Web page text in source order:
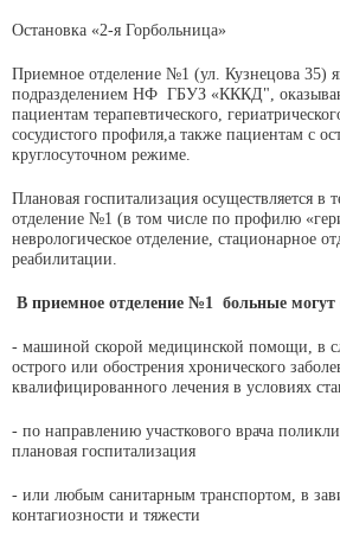
Остановка «2-я Горбольница»
Приемное отделение №1 (ул. Кузнецова 35)
подразделением НФ ГБУЗ «КККД",
пациентам терапевтического,
сосудистого профиля,а также пациентам с
круглосуточном режиме.
Плановая госпитализация осуществляется в
отделение №1 (в том числе по профилю
неврологическое отделение, стационарное
реабилитации.
В приемное отделение №1 больные могут
- машиной скорой медицинской помощи, в
острого или обострения хронического
квалифицированного лечения в условиях
- по направлению участкового врача
плановая госпитализация
- или любым санитарным транспортом, в
контагиозности и тяжести